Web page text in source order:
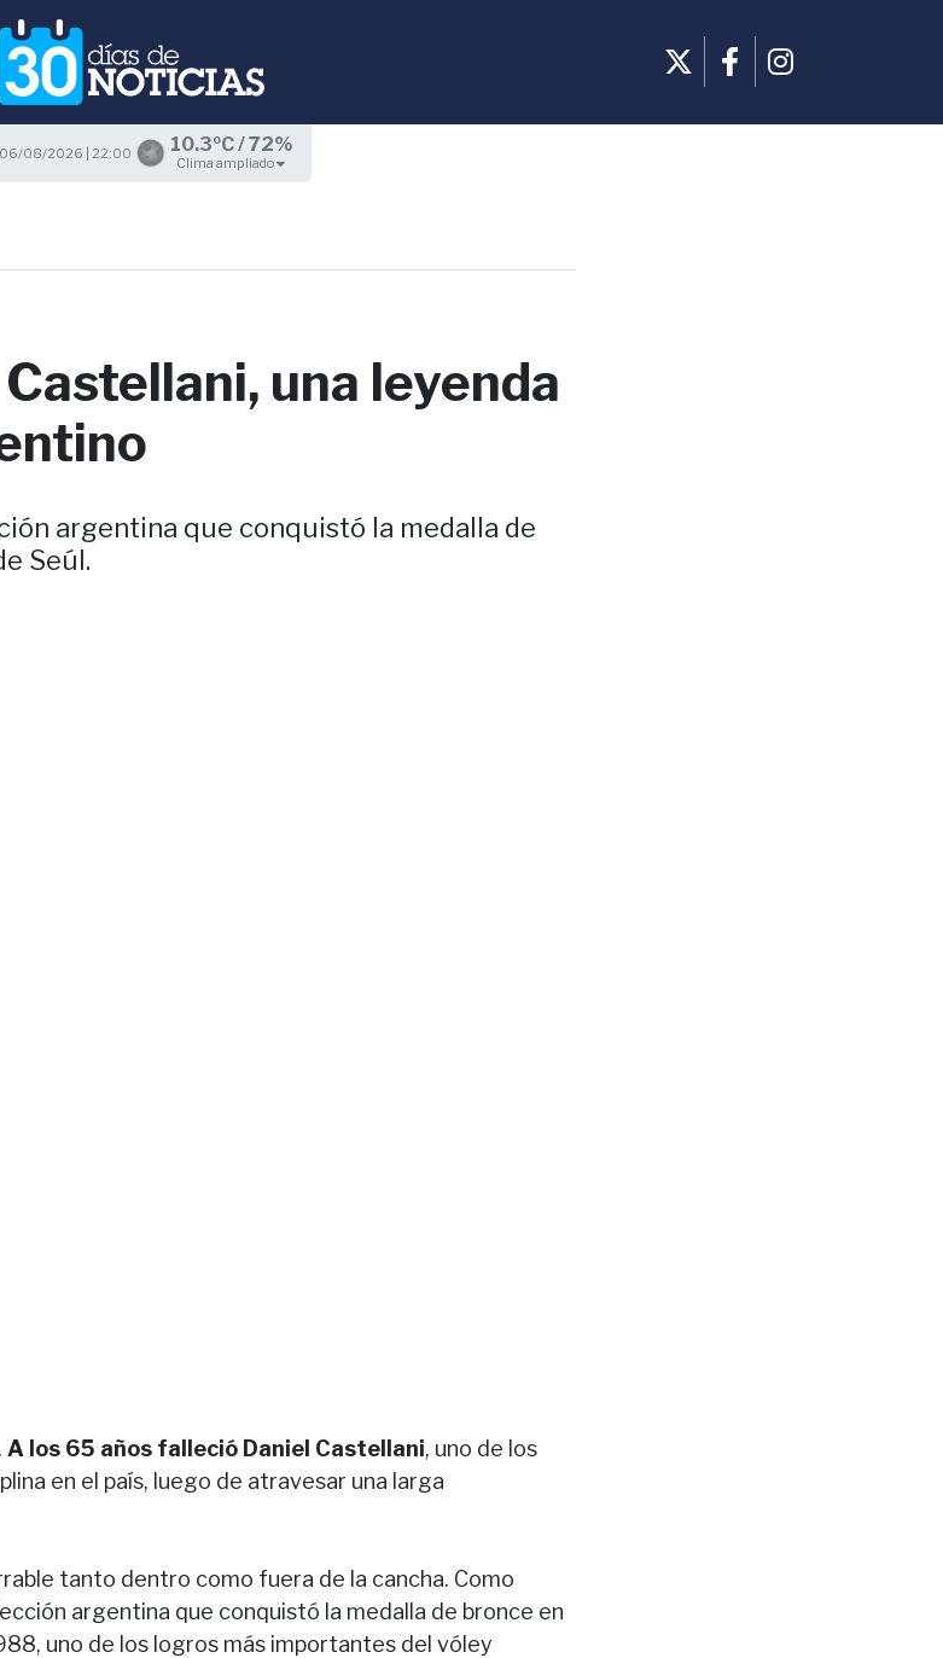
06/08/2026 | 22:00 10.3ºC / 72%
Clima ampliado
una leyenda
argentina que conquistó la medalla de
Seúl.
A los 65 años falleció Daniel Castellani, uno de los
en el país, luego de atravesar una larga
tanto dentro como fuera de la cancha. Como
argentina que conquistó la medalla de bronce en
uno de los logros más importantes del vóley